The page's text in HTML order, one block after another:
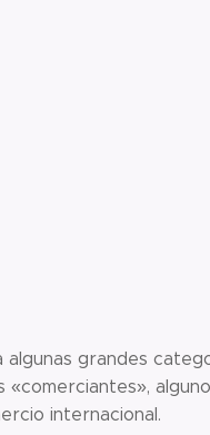
grandes
internacional.